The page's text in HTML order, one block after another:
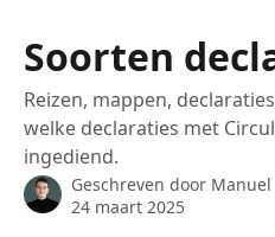
Soorten
Reizen, mappen,
welke declaraties met
ingediend.
Geschreven door
24 maart 2025